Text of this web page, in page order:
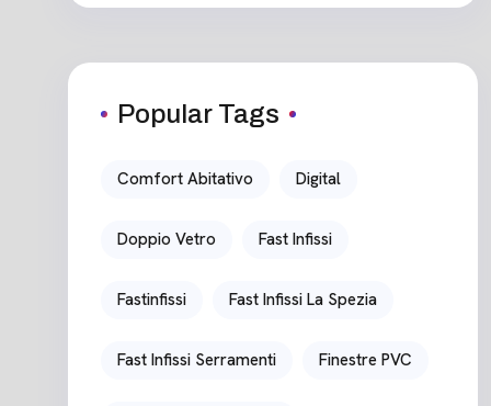
Popular Tags
Comfort Abitativo Digital
Doppio Vetro Fast Infissi
Fastinfissi Fast Infissi La Spezia
Fast Infissi Serramenti Finestre PVC